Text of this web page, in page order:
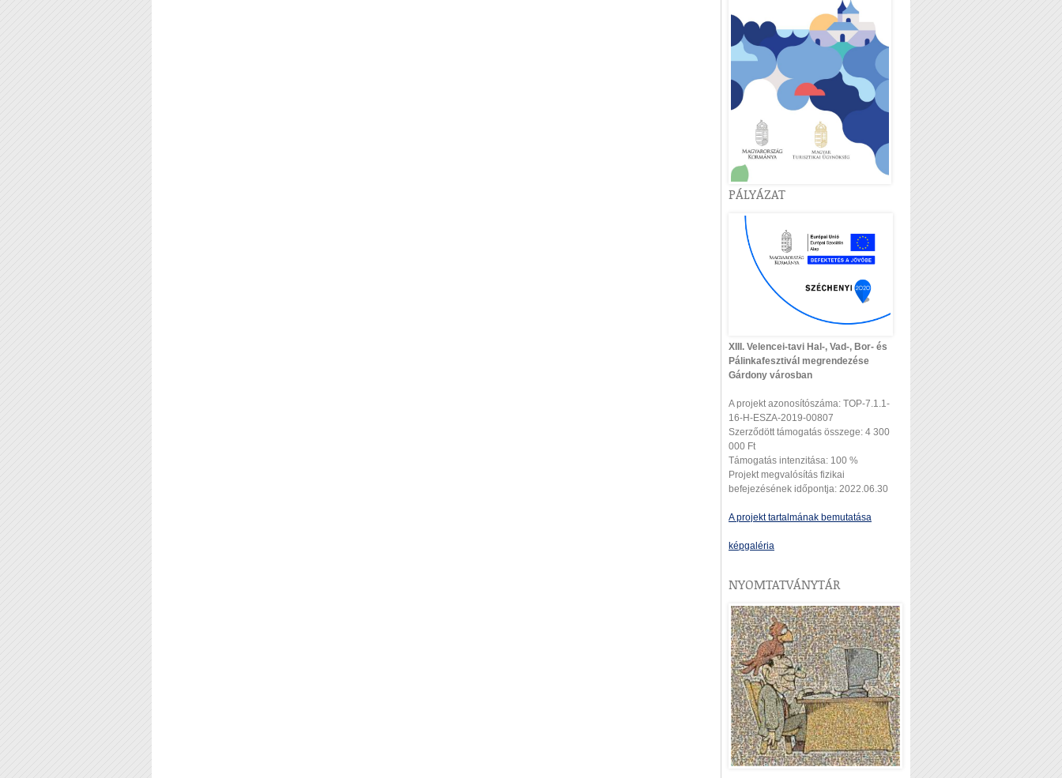
PÁLYÁZAT
XIII. Velencei-tavi Hal-, Vad-, Bor- és
Pálinkafesztivál megrendezése
Gárdony városban
A projekt azonosítószáma: TOP-7.1.1-
16-H-ESZA-2019-00807
Szerződött támogatás összege: 4 300
000 Ft
Támogatás intenzitása: 100 %
Projekt megvalósítás fizikai
befejezésének időpontja: 2022.06.30
A projekt tartalmának bemutatása
képgaléria
NYOMTATVÁNYTÁR